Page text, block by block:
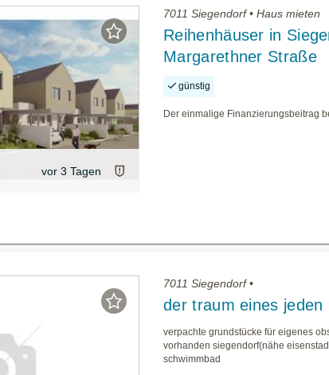
vor 3 Tagen
7011 Siegendorf • Haus mieten
Reihenhäuser in
Margarethner Straße
günstig
Der einmalige Finanzierungsbeitrag
7011 Siegendorf •
der traum eines jeden
verpachte grundstücke für eigenes
vorhanden siegendorf(nähe
schwimmbad